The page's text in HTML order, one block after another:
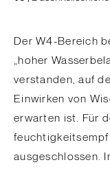
Der W4-Bereich
„hoher
verstanden, auf
Einwirken von
erwarten ist. Für
ausgeschlossen.